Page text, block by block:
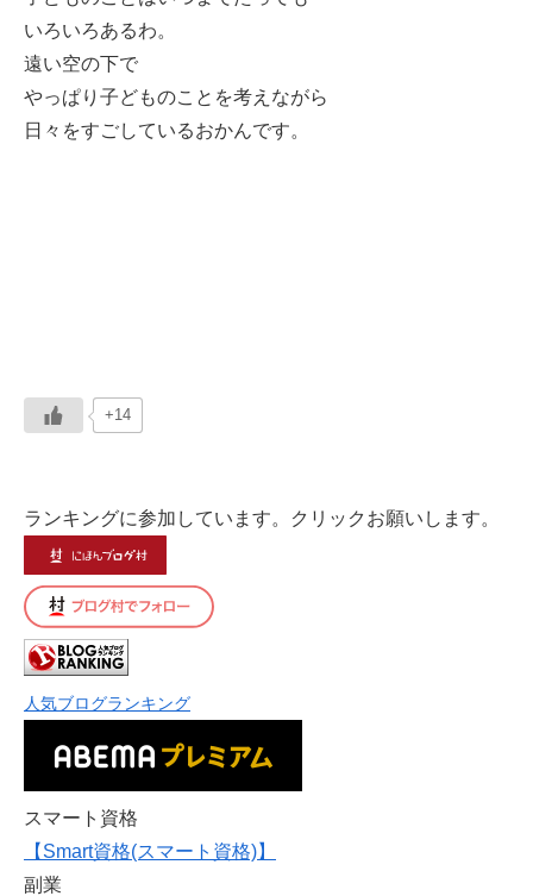
いろいろあるわ。
遠い空の下で
やっぱり子どものことを考えながら
日々をすごしているおかんです。
+14
ランキングに参加しています。クリックお願いします。
人気ブログランキング
スマート資格
【Smart資格(スマート資格)】
副業